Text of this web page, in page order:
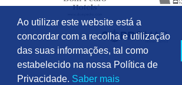
Ao utilizar este website está a
concordar com a recolha e utilização
das suas informações, tal como
estabelecido na nossa Política de
Privacidade. Saber mais